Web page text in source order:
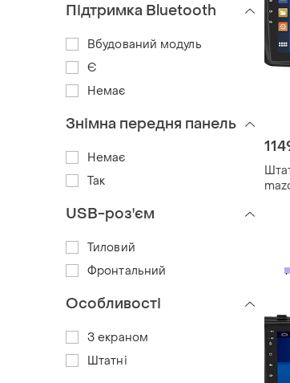
Підтримка Bluetooth
Вбудований модуль
Є
Немає
Знімна передня панель
Немає
Так
USB-роз'єм
Тиловий
Фронтальний
Особливості
З екраном
Штатні